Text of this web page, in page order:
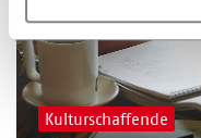
Kulturschaffende